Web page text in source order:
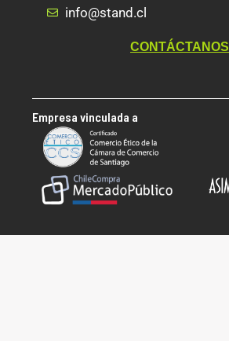
info@stand.cl
CONTÁCTANOS
Empresa vinculada a